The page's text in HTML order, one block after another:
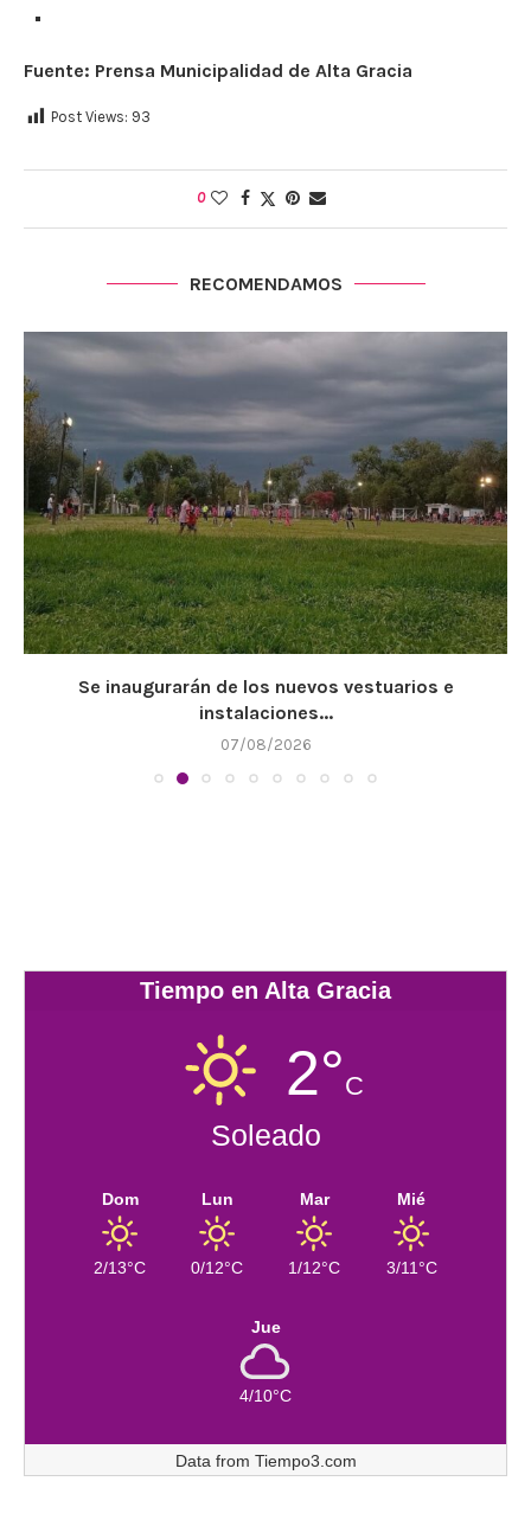
Fuente: Prensa Municipalidad de Alta Gracia
Post Views: 93
0
RECOMENDAMOS
Se inaugurarán de los nuevos vestuarios e
instalaciones...
07/08/2026
Tiempo en Alta Gracia
2°C
Soleado
Dom
2/13°C
Lun
0/12°C
Mar
1/12°C
Mié
3/11°C
Jue
4/10°C
Data from Tiempo3.com